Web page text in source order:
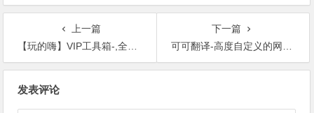
上一篇
【玩的嗨】VIP工具箱-,全网VIP视频免费破解去广告，夸克网盘直链批量获取等诸多功能
下一篇
可可翻译-高度自定义的网页翻译工具！复活Google翻译
发表评论